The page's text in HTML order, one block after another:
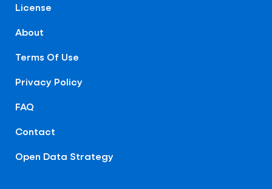
License
About
Terms Of Use
Privacy Policy
FAQ
Contact
Open Data Strategy